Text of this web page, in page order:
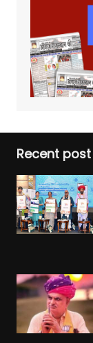
Recent post